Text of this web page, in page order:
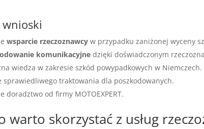
wnioski
wsparcie rzeczoznawcy w przypadku zaniżonej wyceny
komunikacyjne dzięki doświadczonym
wiedza w zakresie szkód powypadkowych w Niemczech.
sprawiedliwego traktowania dla poszkodowanych.
doradztwo od firmy MOTOEXPERT.
warto skorzystać z usług